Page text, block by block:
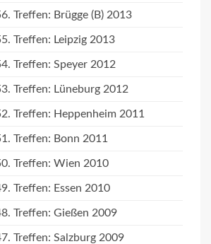
Treffen: Brügge (B) 2013
Treffen: Leipzig 2013
Treffen: Speyer 2012
Treffen: Lüneburg 2012
Treffen: Heppenheim 2011
Treffen: Bonn 2011
Treffen: Wien 2010
Treffen: Essen 2010
Treffen: Gießen 2009
Treffen: Salzburg 2009